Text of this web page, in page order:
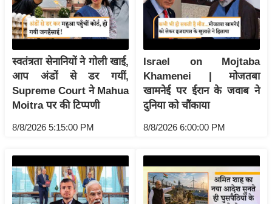
मि
सा
ल
बे
मि
सा
ख्सि
य
त
स्वतंत्रता सेनानियों ने गोली खाई,
आप अंडों से डर गयीं,
Supreme Court ने Mahua
Moitra पर की टिप्पणी
8/8/2026 5:15:00 PM
Israel on Mojtaba
Khamenei | मोजतबा
खामनेई पर ईरान के जवाब ने
दुनिया को चौंकाया
8/8/2026 6:00:00 PM